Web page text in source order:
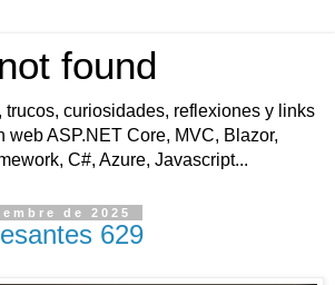
found
trucos, curiosidades, reflexiones y links
web ASP.NET Core, MVC, Blazor,
C#, Azure, Javascript...
de 2025
629